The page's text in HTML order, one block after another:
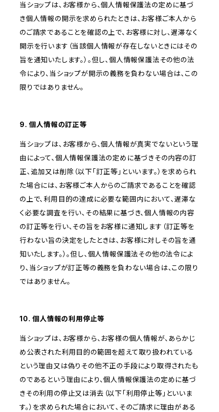
当ショップは、お客様から、個人情報保護法の定めに基づ
き個人情報の開示を求められたときは、お客様ご本人から
のご請求であることを確認の上で、お客様に対し、遅滞なく
開示を行います（当該個人情報が存在しないときにはその
旨を通知いたします。）。但し、個人情報保護法その他の法
令により、当ショップが開示の義務を負わない場合は、この
限りではありません。
9. 個人情報の訂正等
当ショップは、お客様から、個人情報が真実でないという理
由によって、個人情報保護法の定めに基づきその内容の訂
正、追加又は削除（以下「訂正等」といいます。）を求められ
た場合には、お客様ご本人からのご請求であることを確認
の上で、利用目的の達成に必要な範囲内において、遅滞な
く必要な調査を行い、その結果に基づき、個人情報の内容
の訂正等を行い、その旨をお客様に通知します（訂正等を
行わない旨の決定をしたときは、お客様に対しその旨を通
知いたします。）。但し、個人情報保護法その他の法令によ
り、当ショップが訂正等の義務を負わない場合は、この限り
ではありません。
10. 個人情報の利用停止等
当ショップは、お客様から、お客様の個人情報が、あらかじ
め公表された利用目的の範囲を超えて取り扱われている
という理由又は偽りその他不正の手段により取得されたも
のであるという理由により、個人情報保護法の定めに基づ
きその利用の停止又は消去（以下「利用停止等」といいま
す。）を求められた場合において、そのご請求に理由がある